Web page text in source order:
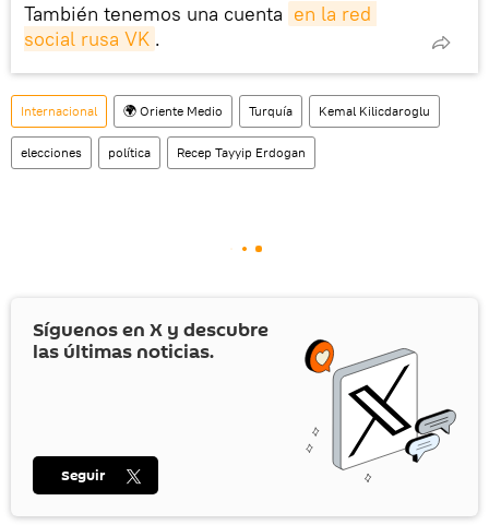
También tenemos una cuenta en la red
social rusa VK .
Internacional 🌍 Oriente Medio Turquía Kemal Kilicdaroglu
elecciones política Recep Tayyip Erdogan
Síguenos en X y descubre
las últimas noticias.
Seguir